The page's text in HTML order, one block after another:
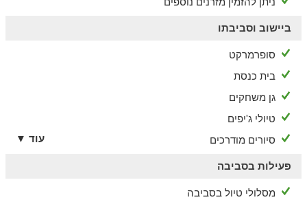
ביישוב וסביבתו
סופרמרקט
בית כנסת
גן משחקים
טיולי ג'יפים
סיורים מודרכים
עוד ▼
פעילות בסביבה
מסלולי טיול בסביבה